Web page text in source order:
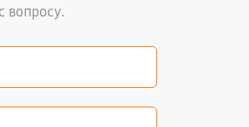
вопросу.